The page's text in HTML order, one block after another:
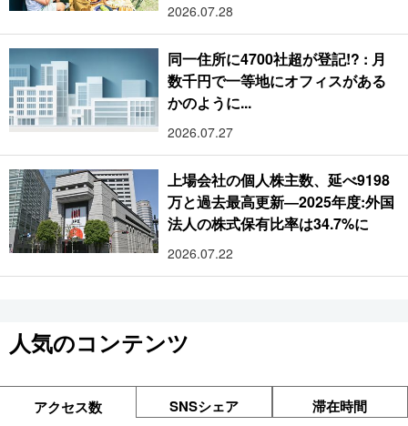
2026.07.28
同一住所に4700社超が登記!? : 月
数千円で一等地にオフィスがある
かのように...
2026.07.27
上場会社の個人株主数、延べ9198
万と過去最高更新―2025年度:外国
法人の株式保有比率は34.7%に
2026.07.22
人気のコンテンツ
アクセス数 SNSシェア 滞在時間